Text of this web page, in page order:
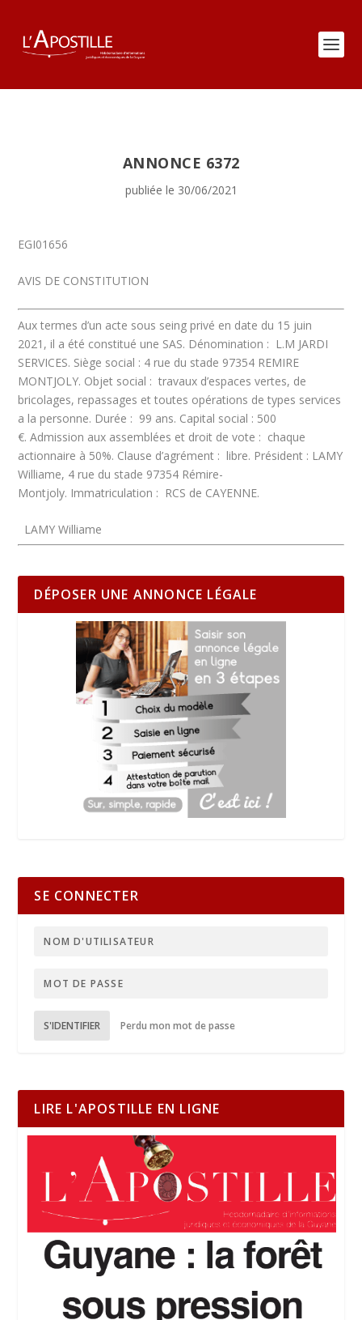
ANNONCE 6372
publiée le 30/06/2021
EGI01656
AVIS DE CONSTITUTION
Aux termes d’un acte sous seing privé en date du 15 juin
2021, il a été constitué une SAS. Dénomination : L.M JARDI
SERVICES. Siège social : 4 rue du stade 97354 REMIRE
MONTJOLY. Objet social : travaux d’espaces vertes, de
bricolages, repassages et toutes opérations de types services
a la personne. Durée : 99 ans. Capital social : 500
€.Admission aux assemblées et droit de vote : chaque
actionnaire à 50%. Clause d’agrément : libre. Président : LAMY
Williame, 4 rue du stade 97354 Rémire-
Montjoly. Immatriculation : RCS de CAYENNE.
LAMY Williame
DÉPOSER UNE ANNONCE LÉGALE
SE CONNECTER
S'IDENTIFIER Perdu mon mot de passe
LIRE L'APOSTILLE EN LIGNE